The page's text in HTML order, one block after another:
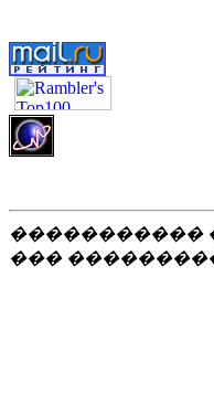
�����������
���